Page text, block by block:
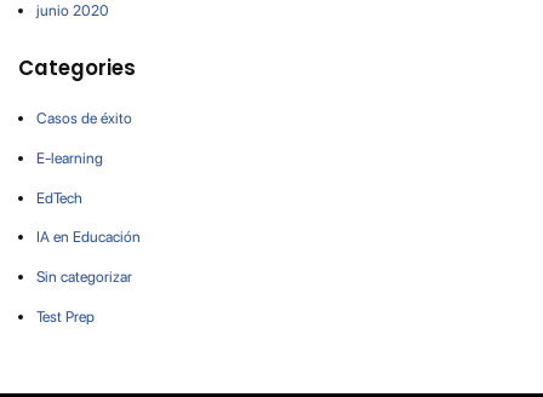
junio 2020
Categories
Casos de éxito
E-learning
EdTech
IA en Educación
Sin categorizar
Test Prep